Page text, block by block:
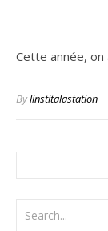
Cette année,
Bylinstitalastation